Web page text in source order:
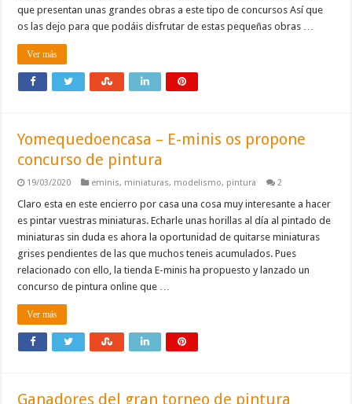
que presentan unas grandes obras a este tipo de concursos Así que
os las dejo para que podáis disfrutar de estas pequeñas obras …
Ver más
Yomequedoencasa – E-minis os propone
concurso de pintura
19/03/2020 eminis, miniaturas, modelismo, pintura 2
Claro esta en este encierro por casa una cosa muy interesante a hacer
es pintar vuestras miniaturas. Echarle unas horillas al día al pintado de
miniaturas sin duda es ahora la oportunidad de quitarse miniaturas
grises pendientes de las que muchos teneis acumulados. Pues
relacionado con ello, la tienda E-minis ha propuesto y lanzado un
concurso de pintura online que …
Ver más
Ganadores del gran torneo de pintura